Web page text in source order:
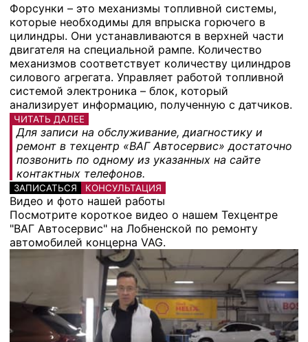
Форсунки – это механизмы топливной системы,
которые необходимы для впрыска горючего в
цилиндры. Они устанавливаются в верхней части
двигателя на специальной рампе. Количество
механизмов соответствует количеству цилиндров
силового агрегата. Управляет работой топливной
системой электроника – блок, который
анализирует информацию, полученную с датчиков.
ЧИТАТЬ ДАЛЕЕ
Для записи на обслуживание, диагностику и
ремонт в техцентр «ВАГ Автосервис» достаточно
позвонить по одному из указанных на сайте
контактных телефонов.
ЗАПИСАТЬСЯ КОНСУЛЬТАЦИЯ
Видео и фото нашей работы
Посмотрите короткое видео о нашем Техцентре
"ВАГ Автосервис" на Лобненской по ремонту
автомобилей концерна VAG.